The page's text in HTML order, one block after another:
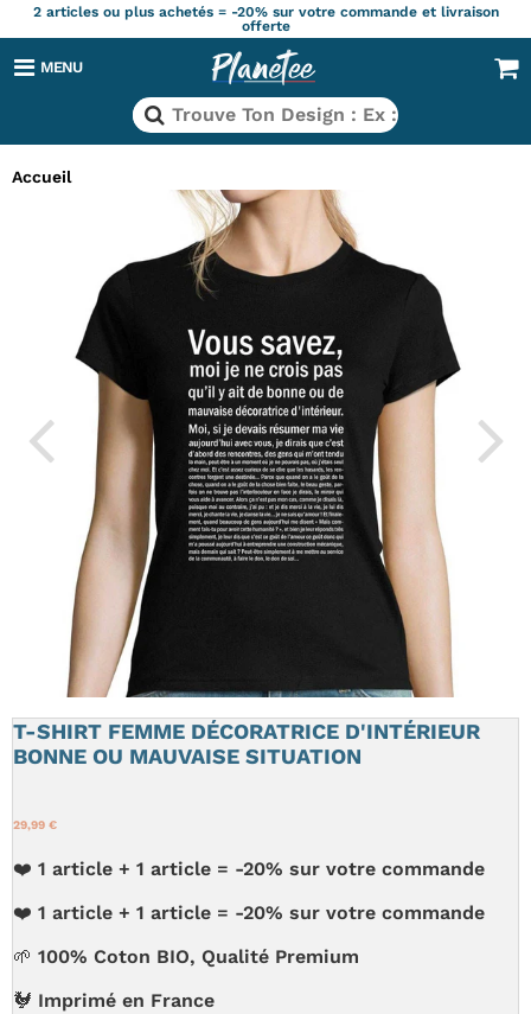
2 articles ou plus achetés = -20% sur votre commande et livraison
offerte
MENU
Accueil
T-SHIRT FEMME DÉCORATRICE D'INTÉRIEUR
BONNE OU MAUVAISE SITUATION
29,99 €
❤️ 1 article + 1 article = -20% sur votre commande
❤️ 1 article + 1 article = -20% sur votre commande
🌱 100% Coton BIO, Qualité Premium
🐓 Imprimé en France